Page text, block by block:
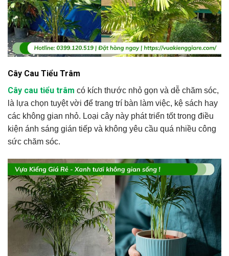
Cây Cau Tiểu Trâm
Cây cau tiểu trâm có kích thước nhỏ gọn và dễ chăm sóc,
là lựa chọn tuyệt vời để trang trí bàn làm việc, kệ sách hay
các không gian nhỏ. Loại cây này phát triển tốt trong điều
kiện ánh sáng gián tiếp và không yêu cầu quá nhiều công
sức chăm sóc.